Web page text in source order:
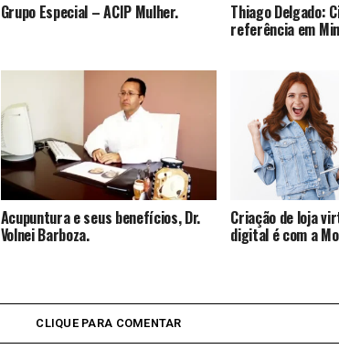
Grupo Especial – ACIP Mulher. Thiago Delgado:
referência em
Acupuntura e seus benefícios, Dr.
Volnei Barboza.
Criação de loja
digital é com a
CLIQUE PARA COMENTAR